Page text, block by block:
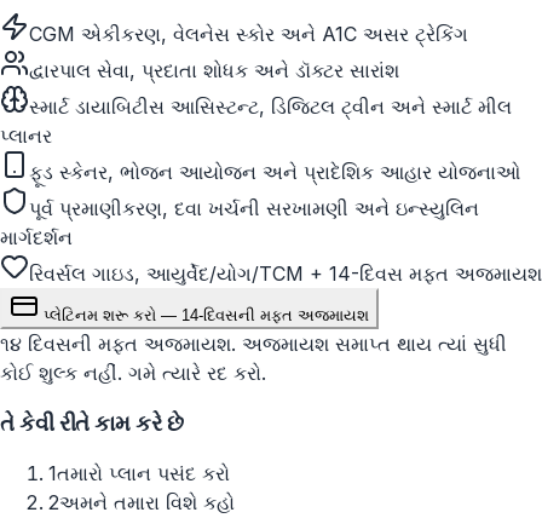
CGM એકીકરણ, વેલનેસ સ્કોર અને A1C અસર ટ્રેકિંગ
દ્વારપાલ સેવા, પ્રદાતા શોધક અને ડૉક્ટર સારાંશ
સ્માર્ટ ડાયાબિટીસ આસિસ્ટન્ટ, ડિજિટલ ટ્વીન અને સ્માર્ટ મીલ
પ્લાનર
ફૂડ સ્કેનર, ભોજન આયોજન અને પ્રાદેશિક આહાર યોજનાઓ
પૂર્વ પ્રમાણીકરણ, દવા ખર્ચની સરખામણી અને ઇન્સ્યુલિન
માર્ગદર્શન
રિવર્સલ ગાઇડ, આયુર્વેદ/યોગ/TCM + 14-દિવસ મફત અજમાયશ
પ્લેટિનમ શરૂ કરો — 14-દિવસની મફત અજમાયશ
૧૪ દિવસની મફત અજમાયશ. અજમાયશ સમાપ્ત થાય ત્યાં સુધી
કોઈ શુલ્ક નહીં. ગમે ત્યારે રદ કરો.
તે કેવી રીતે કામ કરે છે
1તમારો પ્લાન પસંદ કરો
2અમને તમારા વિશે કહો